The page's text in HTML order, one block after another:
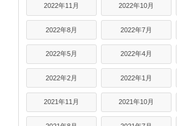
2022年11月 2022年10月
2022年8月 2022年7月
2022年5月 2022年4月
2022年2月 2022年1月
2021年11月 2021年10月